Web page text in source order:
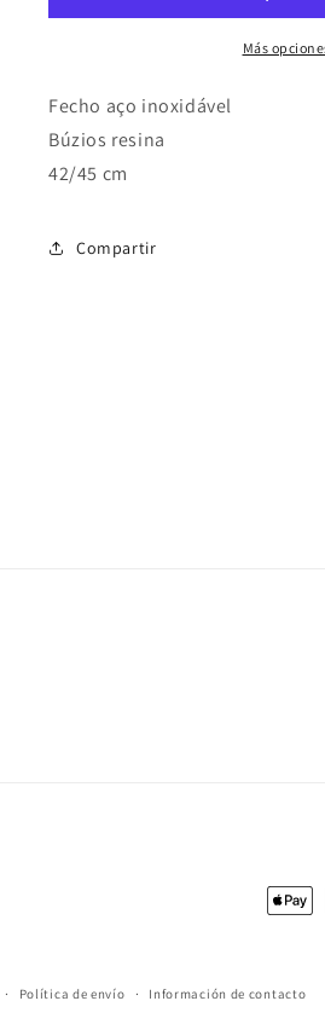
Más
Fecho aço inoxidável
Búzios resina
42/45 cm
Compartir
Formas
Política de envío Información de contacto